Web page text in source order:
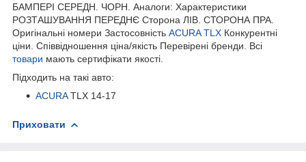
БАМПЕРІ СЕРЕДН. ЧОРН. Аналоги: Характеристики
РОЗТАШУВАННЯ ПЕРЕДНЄ Сторона ЛІВ. СТОРОНА ПРА.
Оригінальні номери Застосовність ACURA TLX Конкурентні
ціни. Співвідношення ціна/якість Перевірені бренди. Всі
товари мають сертифікати якості.
Підходить на такі авто:
ACURATLX 14-17
Приховати